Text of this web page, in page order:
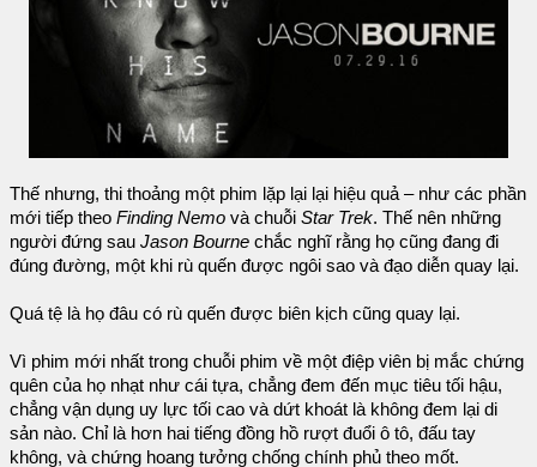
Thế nhưng, thi thoảng một phim lặp lại lại hiệu quả – như các phần
mới tiếp theo Finding Nemo và chuỗi Star Trek. Thế nên những
người đứng sau Jason Bourne chắc nghĩ rằng họ cũng đang đi
đúng đường, một khi rù quến được ngôi sao và đạo diễn quay lại.
Quá tệ là họ đâu có rù quến được biên kịch cũng quay lại.
Vì phim mới nhất trong chuỗi phim về một điệp viên bị mắc chứng
quên của họ nhạt như cái tựa, chẳng đem đến mục tiêu tối hậu,
chẳng vận dụng uy lực tối cao và dứt khoát là không đem lại di
sản nào. Chỉ là hơn hai tiếng đồng hồ rượt đuổi ô tô, đấu tay
không, và chứng hoang tưởng chống chính phủ theo mốt.